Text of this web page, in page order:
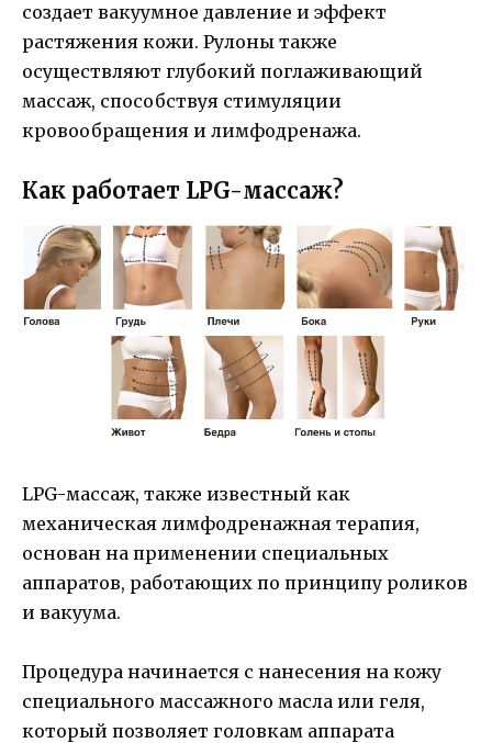
создает вакуумное давление и эффект
растяжения кожи. Рулоны также
осуществляют глубокий поглаживающий
массаж, способствуя стимуляции
кровообращения и лимфодренажа.
Как работает LPG-массаж?
LPG-массаж, также известный как
механическая лимфодренажная терапия,
основан на применении специальных
аппаратов, работающих по принципу роликов
и вакуума.
Процедура начинается с нанесения на кожу
специального массажного масла или геля,
который позволяет головкам аппарата